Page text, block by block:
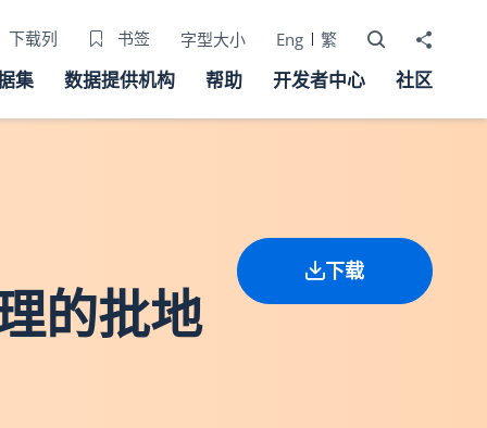
下载列 书签 字型大小 Eng 繁 打开搜寻器
分享至
集 数据提供机构 帮助 开发者中心 社区
的批地
下载